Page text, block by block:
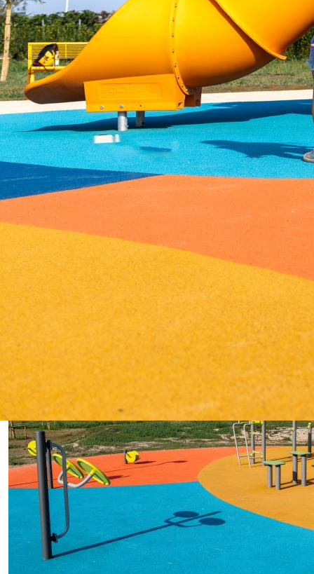
FITNESS &
Promuoviamo il benessere collettivo con palestre all'aperto e
attrezzature fitness certificate UNI EN 16630. Progettiamo aree
calisthenics e percorsi vita resistenti agli agenti atmosferici, ideali per
parchi pubblici, centri sportivi e aree ricettive.